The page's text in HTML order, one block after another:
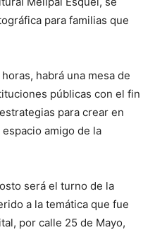
para familias que
habrá una mesa de
públicas con el fin
para crear en
amigo de la
será el turno de la
a la temática que fue
por calle 25 de Mayo,